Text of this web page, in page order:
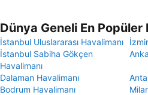
Dünya Geneli En Popüler
İstanbul Uluslararası Havalimanı
İstanbul Sabiha Gökçen
Havalimanı
Dalaman Havalimanı
Bodrum Havalimanı